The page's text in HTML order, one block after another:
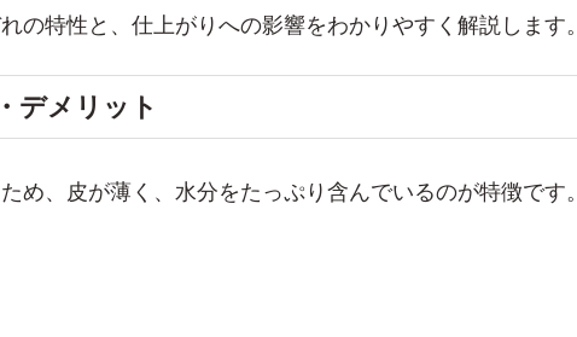
の特性と、仕上がりへの影響をわかりやすく解説します。
デメリット
め、皮が薄く、水分をたっぷり含んでいるのが特徴です。